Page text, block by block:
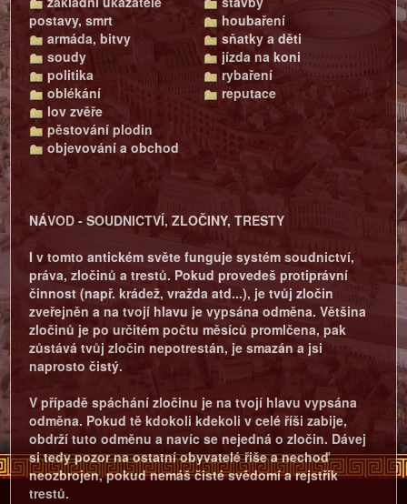
postavy, smrt
armáda, bitvy
soudy
politika
oblékání
lov zvěře
pěstování plodin
objevování a obchod
houbaření
sňatky a děti
jízda na koni
rybaření
reputace
NÁVOD - SOUDNICTVÍ, ZLOČINY, TRESTY
I v tomto antickém světe funguje systém soudnictví,
práva, zločinů a trestů. Pokud provedeš protiprávní
činnost (např. krádež, vražda atd...), je tvůj zločin
zveřejněn a na tvojí hlavu je vypsána odměna. Většina
zločinů je po určitém počtu měsíců promlčena, pak
zůstává tvůj zločin nepotrestán, je smazán a jsi
naprosto čistý.
V případě spáchání zločinu je na tvojí hlavu vypsána
odměna. Pokud tě kdokoli kdekoli v celé říši zabije,
obdrží tuto odměnu a navíc se nejedná o zločin. Dávej
si tedy pozor na ostatní obyvatelé řiše a nechoď
neozbrojen, pokud nemáš čisté svědomí a rejstřík
trestů.